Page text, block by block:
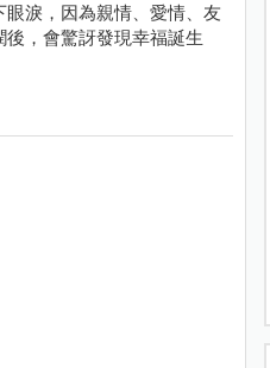
淚，因為親情、愛情、友
，會驚訝發現幸福誕生